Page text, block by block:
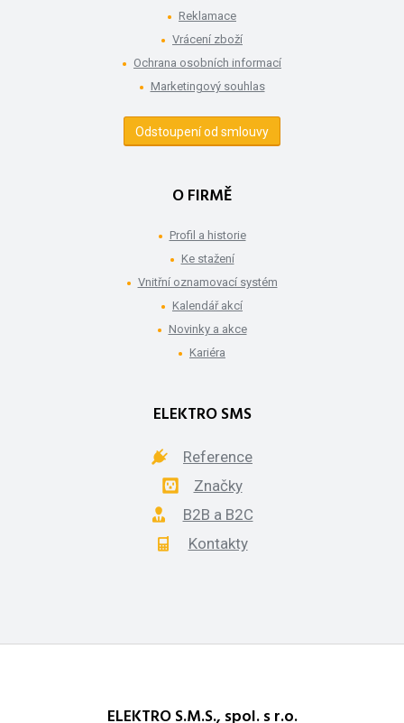
Reklamace
Vrácení zboží
Ochrana osobních informací
Marketingový souhlas
Odstoupení od smlouvy
O FIRMĚ
Profil a historie
Ke stažení
Vnitřní oznamovací systém
Kalendář akcí
Novinky a akce
Kariéra
ELEKTRO SMS
Reference
Značky
B2B a B2C
Kontakty
ELEKTRO S.M.S., spol. s r.o.